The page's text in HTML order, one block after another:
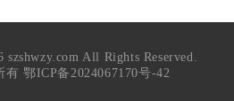
All Rights Reserved.
有鄂ICP备2024067170号-42